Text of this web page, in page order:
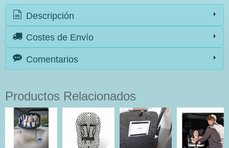
Descripción
Costes de Envío
Comentarios
Productos Relacionados